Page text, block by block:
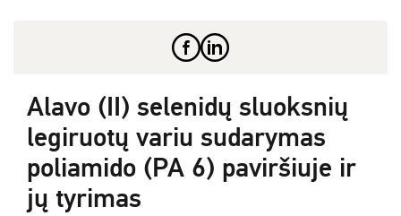
Alavo (II) selenidų sluoksnių
legiruotų variu sudarymas
poliamido (PA 6) paviršiuje ir
jų tyrimas